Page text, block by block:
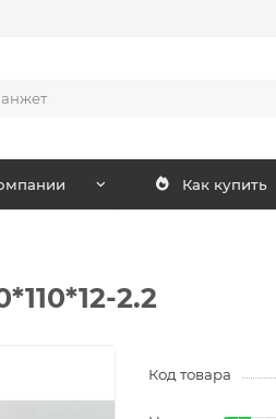
Как купить
2.2
Код товара